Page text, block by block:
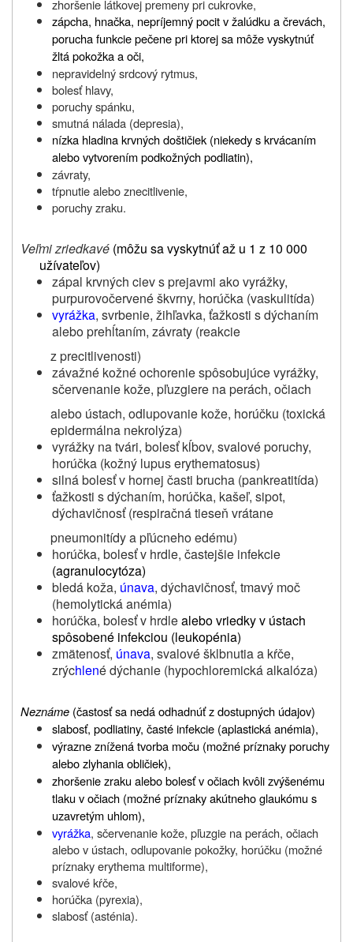
zhoršenie látkovej premeny pri cukrovke,
zápcha, hnačka, nepríjemný pocit v žalúdku a črevách,
porucha funkcie pečene pri ktorej sa môže vyskytnúť
žltá pokožka a oči,
nepravidelný srdcový rytmus,
bolesť hlavy,
poruchy spánku,
smutná nálada (depresia),
nízka hladina krvných doštičiek (niekedy s krvácaním
alebo vytvorením podkožných podliatin),
závraty,
tŕpnutie alebo znecitlivenie,
poruchy zraku.
Veľmi zriedkavé (môžu sa vyskytnúť až u 1 z 10 000
užívateľov)
zápal krvných ciev s prejavmi ako vyrážky,
purpurovočervené škvrny, horúčka (vaskulitída)
vyrážka, svrbenie, žihľavka, ťažkosti s dýchaním
alebo prehĺtaním, závraty (reakcie
z precitlivenosti)
závažné kožné ochorenie spôsobujúce vyrážky,
sčervenanie kože, pľuzgiere na perách, očiach
alebo ústach, odlupovanie kože, horúčku (toxická
epidermálna nekrolýza)
vyrážky na tvári, bolesť kĺbov, svalové poruchy,
horúčka (kožný lupus erythematosus)
silná bolesť v hornej časti brucha (pankreatitída)
ťažkosti s dýchaním, horúčka, kašeľ, sipot,
dýchavičnosť (respiračná tieseň vrátane
pneumonitídy a pľúcneho edému)
horúčka, bolesť v hrdle, častejšie infekcie
(agranulocytóza)
bledá koža, únava, dýchavičnosť, tmavý moč
(hemolytická anémia)
horúčka, bolesť v hrdlealebo vriedky v ústach
spôsobené infekciou (leukopénia)
zmätenosť, únava, svalové šklbnutia a kŕče,
zrýchlené dýchanie (hypochloremická alkalóza)
Neznáme (častosť sa nedá odhadnúť z dostupných údajov)
slabosť, podliatiny, časté infekcie (aplastická anémia),
výrazne znížená tvorba moču (možné príznaky poruchy
alebo zlyhania obličiek),
zhoršenie zraku alebo bolesť v očiach kvôli zvýšenému
tlaku v očiach (možné príznaky akútneho glaukómu s
uzavretým uhlom),
vyrážka, sčervenanie kože, pľuzgie na perách, očiach
alebo v ústach, odlupovanie pokožky, horúčku (možné
príznaky erythema multiforme),
svalové kŕče,
horúčka (pyrexia),
slabosť (asténia).